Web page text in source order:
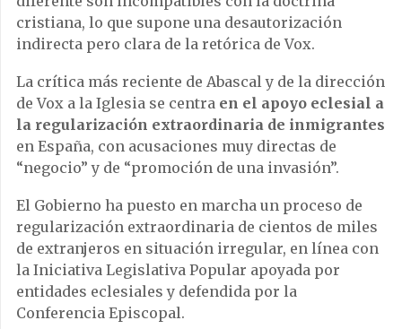
cristiana, lo que supone una desautorización
indirecta pero clara de la retórica de Vox.
La crítica más reciente de Abascal y de la dirección
de Vox a la Iglesia se centra en el apoyo eclesial a
la regularización extraordinaria de inmigrantes
en España, con acusaciones muy directas de
“negocio” y de “promoción de una invasión”.
El Gobierno ha puesto en marcha un proceso de
regularización extraordinaria de cientos de miles
de extranjeros en situación irregular, en línea con
la Iniciativa Legislativa Popular apoyada por
entidades eclesiales y defendida por la
Conferencia Episcopal.